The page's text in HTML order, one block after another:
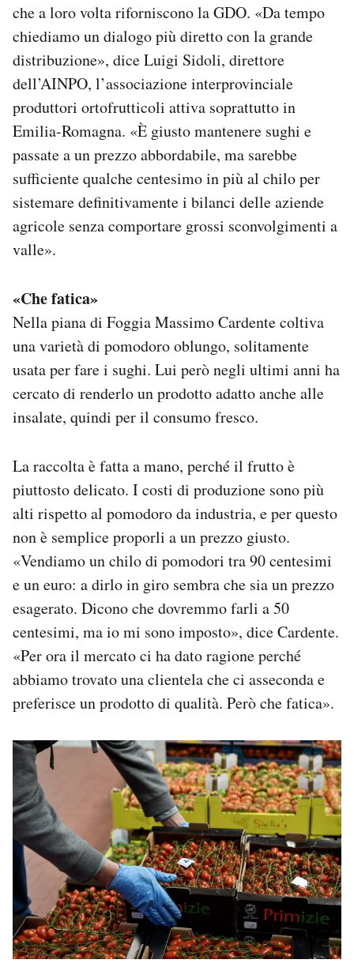
che a loro volta riforniscono la GDO. «Da tempo
chiediamo un dialogo più diretto con la grande
distribuzione», dice Luigi Sidoli, direttore
dell’AINPO, l’associazione interprovinciale
produttori ortofrutticoli attiva soprattutto in
Emilia-Romagna. «È giusto mantenere sughi e
passate a un prezzo abbordabile, ma sarebbe
sufficiente qualche centesimo in più al chilo per
sistemare definitivamente i bilanci delle aziende
agricole senza comportare grossi sconvolgimenti a
valle».
«Che fatica»
Nella piana di Foggia Massimo Cardente coltiva
una varietà di pomodoro oblungo, solitamente
usata per fare i sughi. Lui però negli ultimi anni ha
cercato di renderlo un prodotto adatto anche alle
insalate, quindi per il consumo fresco.
La raccolta è fatta a mano, perché il frutto è
piuttosto delicato. I costi di produzione sono più
alti rispetto al pomodoro da industria, e per questo
non è semplice proporli a un prezzo giusto.
«Vendiamo un chilo di pomodori tra 90 centesimi
e un euro: a dirlo in giro sembra che sia un prezzo
esagerato. Dicono che dovremmo farli a 50
centesimi, ma io mi sono imposto», dice Cardente.
«Per ora il mercato ci ha dato ragione perché
abbiamo trovato una clientela che ci asseconda e
preferisce un prodotto di qualità. Però che fatica».